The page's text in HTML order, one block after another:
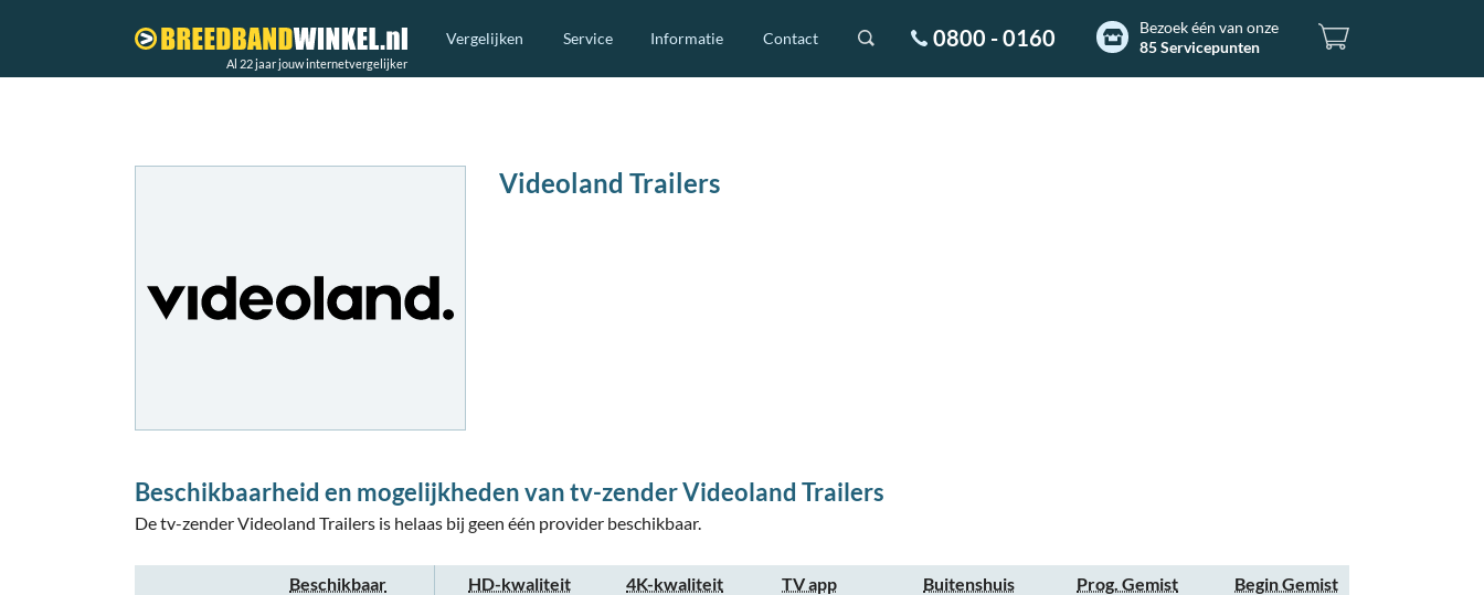
Al 22 jaar jouw internetvergelijker
Vergelijken Service Informatie Contact 0800 - 0160
Bezoek één van onze
85 Servicepunten
Videoland Trailers
Beschikbaarheid en mogelijkheden van tv-zender Videoland Trailers
De tv-zender Videoland Trailers is helaas bij geen één provider beschikbaar.
Beschikbaar HD-kwaliteit 4K-kwaliteit TV app Buitenshuis Prog. Gemist
Begin Gemist